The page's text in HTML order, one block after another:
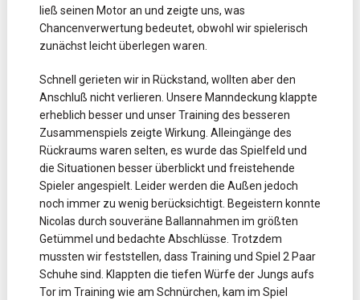
ließ seinen Motor an und zeigte uns, was
Chancenverwertung bedeutet, obwohl wir spielerisch
zunächst leicht überlegen waren.
Schnell gerieten wir in Rückstand, wollten aber den
Anschluß nicht verlieren. Unsere Manndeckung klappte
erheblich besser und unser Training des besseren
Zusammenspiels zeigte Wirkung. Alleingänge des
Rückraums waren selten, es wurde das Spielfeld und
die Situationen besser überblickt und freistehende
Spieler angespielt. Leider werden die Außen jedoch
noch immer zu wenig berücksichtigt. Begeistern konnte
Nicolas durch souveräne Ballannahmen im größten
Getümmel und bedachte Abschlüsse. Trotzdem
mussten wir feststellen, dass Training und Spiel 2 Paar
Schuhe sind. Klappten die tiefen Würfe der Jungs aufs
Tor im Training wie am Schnürchen, kam im Spiel